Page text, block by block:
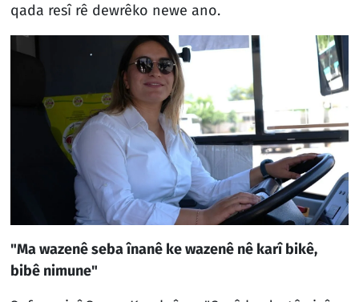
qada resî rê dewrêko newe ano.
"Ma wazenê seba înanê ke wazenê nê karî bikê,
bibê nimune"